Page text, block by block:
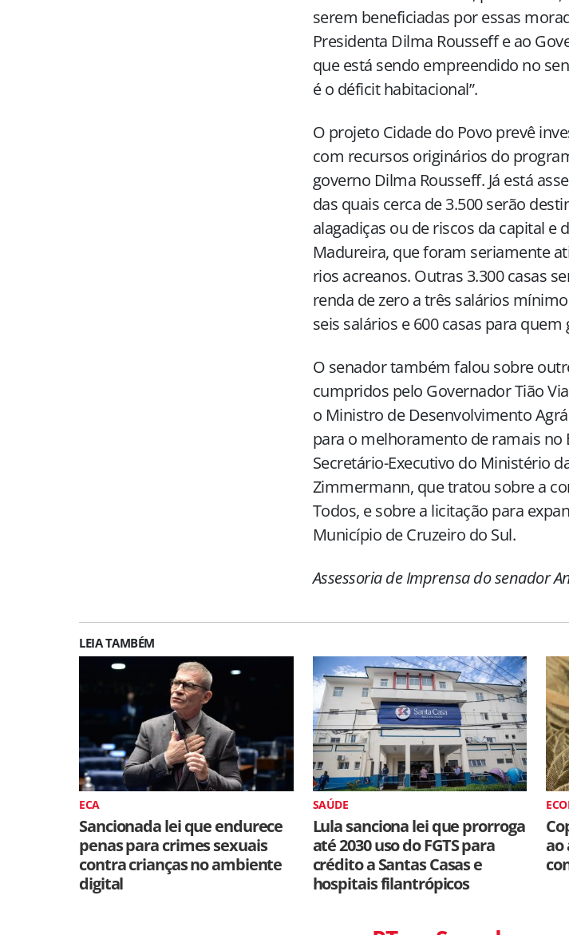
serem beneficiadas por essas
Presidenta Dilma Rousseff e ao
que está sendo empreendido no
é o déficit habitacional”.
O projeto Cidade do Povo prevê
com recursos originários do
governo Dilma Rousseff. Já está
das quais cerca de 3.500 serão
alagadiças ou de riscos da capital e
Madureira, que foram seriamente
rios acreanos. Outras 3.300 casas
renda de zero a três salários
seis salários e 600 casas para quem
O senador também falou sobre
cumpridos pelo Governador Tião
o Ministro de Desenvolvimento
para o melhoramento de ramais
Secretário-Executivo do Ministério
Zimmermann, que tratou sobre a
Todos, e sobre a licitação para
Município de Cruzeiro do Sul.
Assessoria de Imprensa do senador
LEIA TAMBÉM
ECA
Sancionada lei que endurece
penas para crimes sexuais
contra crianças no ambiente
digital
SAÚDE
Lula sanciona lei que prorroga
até 2030 uso do FGTS para
crédito a Santas Casas e
hospitais filantrópicos
ao